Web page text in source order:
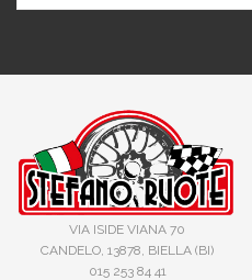
VIA ISIDE VIANA 70
CANDELO, 13878, BIELLA (BI)
015 253 84 41